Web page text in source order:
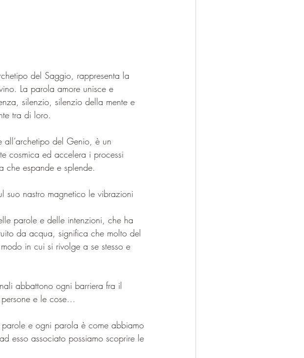
del Saggio, rappresenta la
La parola amore unisce e
silenzio, silenzio della mente e
tra di loro.
del Genio, è un
cosmica ed accelera i processi
che espande e splende.
suo nastro magnetico le vibrazioni
parole e delle intenzioni, che ha
da acqua, significa che molto del
in cui si rivolge a se stesso e
abbattono ogni barriera fra il
e le cose…
e ogni parola è come abbiamo
esso associato possiamo scoprire le